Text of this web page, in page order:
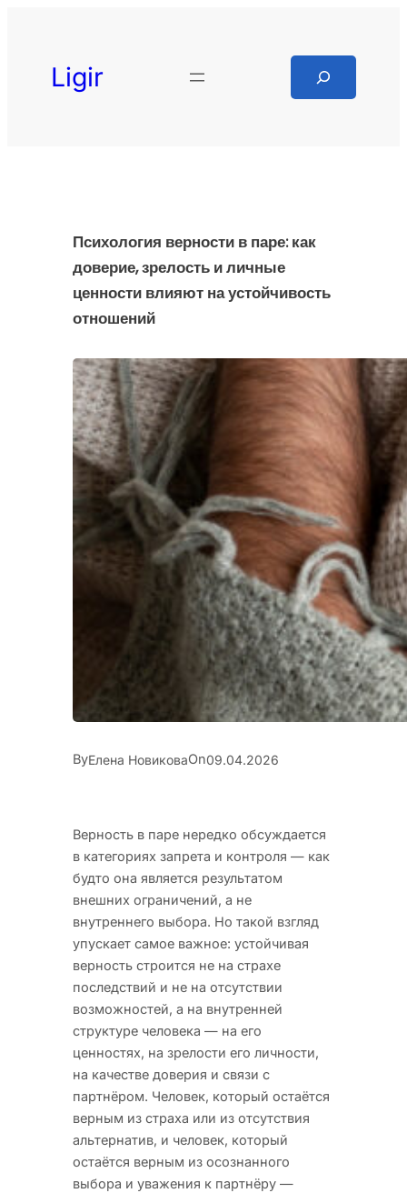
Ligir
Психология верности в паре: как
доверие, зрелость и личные
ценности влияют на устойчивость
отношений
ByЕлена НовиковаOn09.04.2026
Верность в паре нередко обсуждается
в категориях запрета и контроля — как
будто она является результатом
внешних ограничений, а не
внутреннего выбора. Но такой взгляд
упускает самое важное: устойчивая
верность строится не на страхе
последствий и не на отсутствии
возможностей, а на внутренней
структуре человека — на его
ценностях, на зрелости его личности,
на качестве доверия и связи с
партнёром. Человек, который остаётся
верным из страха или из отсутствия
альтернатив, и человек, который
остаётся верным из осознанного
выбора и уважения к партнёру —